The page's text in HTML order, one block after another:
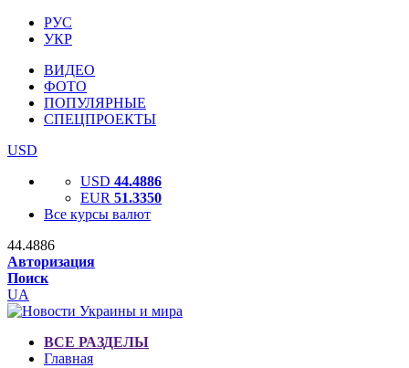
РУС
УКР
ВИДЕО
ФОТО
ПОПУЛЯРНЫЕ
СПЕЦПРОЕКТЫ
USD
USD 44.4886
EUR 51.3350
Все курсы валют
44.4886
Авторизация
Поиск
UA
ВСЕ РАЗДЕЛЫ
Главная